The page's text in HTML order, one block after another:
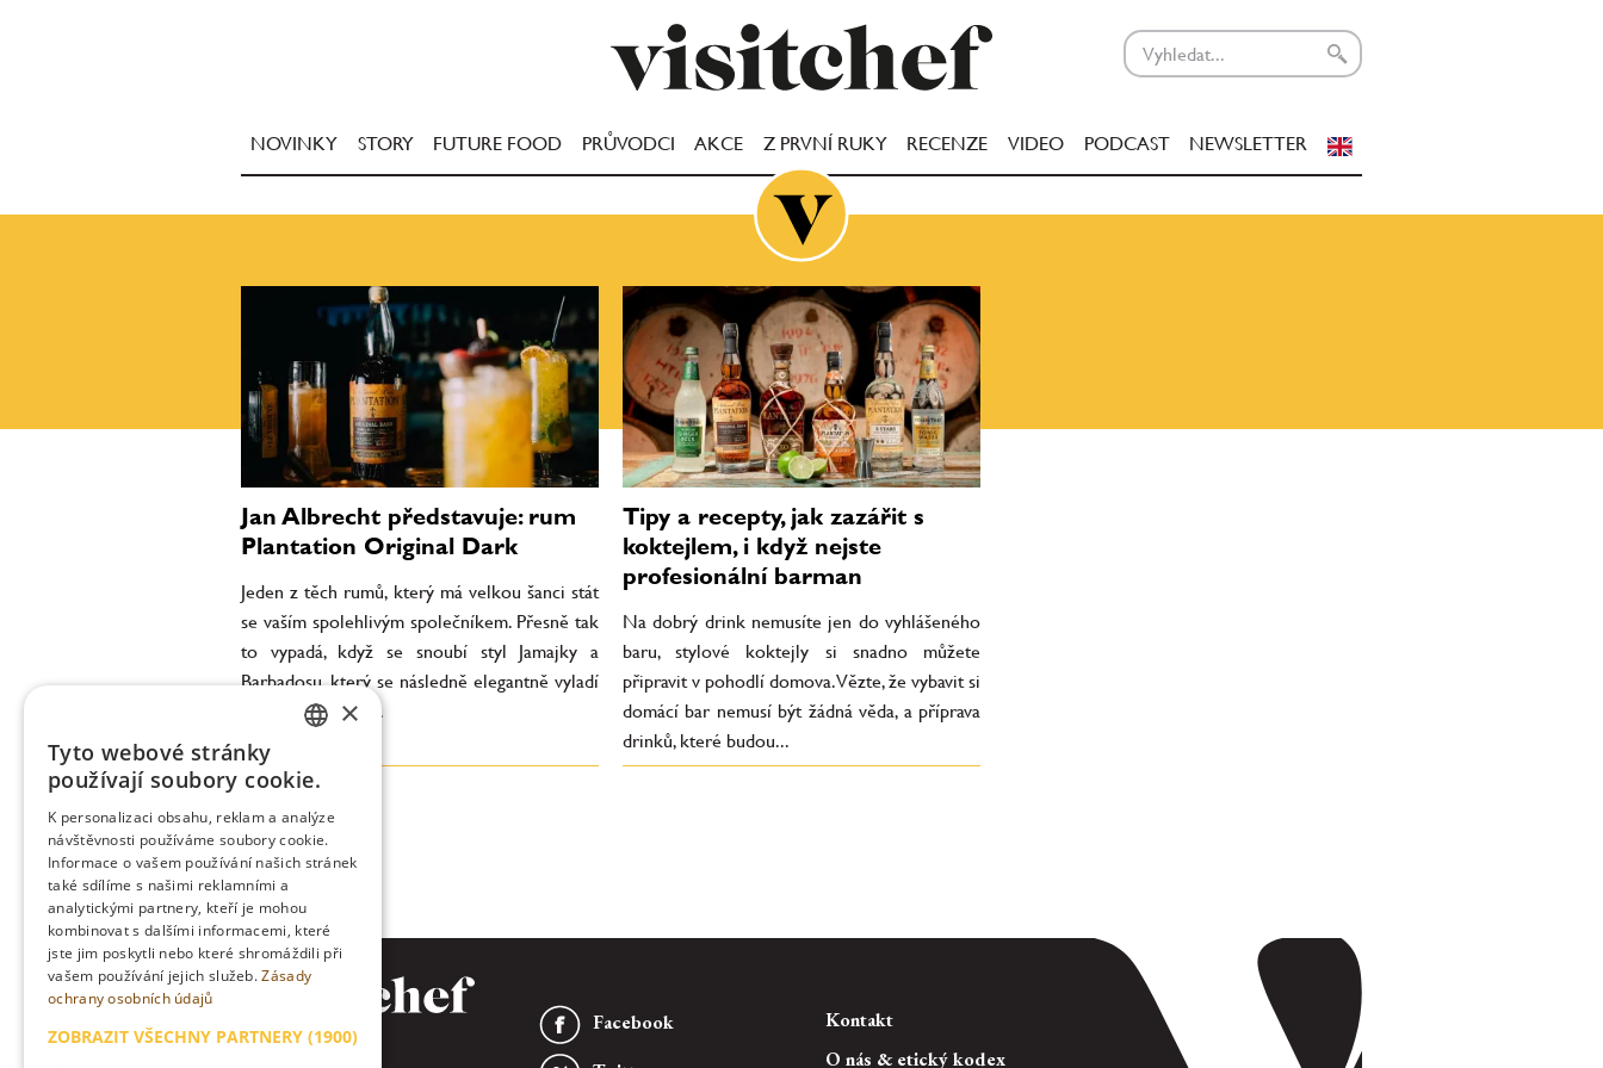
NOVINKY STORY FUTURE FOOD PRŮVODCI AKCE Z PRVNÍ RUKY RECENZE VIDEO PODCAST NEWSLETTER
Jan Albrecht představuje: rum
Plantation Original Dark
Jeden z těch rumů, který má velkou šanci stát
se vaším spolehlivým společníkem. Přesně tak
to vypadá, když se snoubí styl Jamajky a
Barbadosu, který se následně elegantně vyladí
ve Francii. A jaký...
Tipy a recepty, jak zazářit s
koktejlem, i když nejste
profesionální barman
Na dobrý drink nemusíte jen do vyhlášeného
baru, stylové koktejly si snadno můžete
připravit v pohodlí domova. Vězte, že vybavit si
domácí bar nemusí být žádná věda, a příprava
drinků, které budou...
Facebook
Kontakt
O nás & etický kodex
ENGLISH
×
Tyto webové stránky
používají soubory cookie.
K personalizaci obsahu, reklam a analýze
návštěvnosti používáme soubory cookie.
Informace o vašem používání našich stránek
také sdílíme s našimi reklamními a
analytickými partnery, kteří je mohou
kombinovat s dalšími informacemi, které
jste jim poskytli nebo které shromáždili při
vašem používání jejich služeb.Zásady
ochrany osobních údajů
ZOBRAZIT VŠECHNY PARTNERY (1900)